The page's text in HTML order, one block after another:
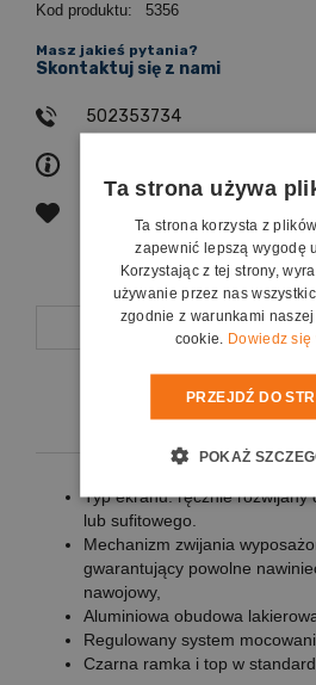
Kod produktu:
5356
Masz jakieś pytania?
Skontaktuj się z nami
502353734
Opis
Koszty
Typ ekranu: ręcznie rozwijany
lub sufitowego.
Mechanizm zwijania
gwarantujący powolne
nawojowy,
Aluminiowa obudowa
Regulowany system
Czarna ramka i top w
Ta strona używa
Ta strona korzysta z
zapewnić lepszą wygodę
Korzystając z tej strony,
używanie przez nas
zgodnie z warunkami
cookie. Dowiedz się
PRZEJDŹ DO
POKAŻ